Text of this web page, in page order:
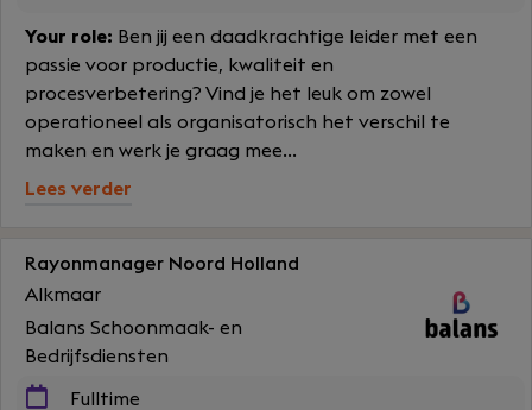
Your role: Ben jij een daadkrachtige leider met een
passie voor productie, kwaliteit en
procesverbetering? Vind je het leuk om zowel
operationeel als organisatorisch het verschil te
maken en werk je graag mee...
Lees verder
Rayonmanager Noord Holland
Alkmaar
Balans Schoonmaak- en
Bedrijfsdiensten
Fulltime